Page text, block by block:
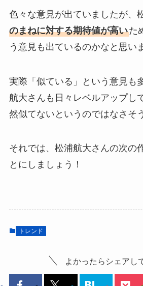
色々な意見が出ていましたが、
のまねに対する期待値が高いた
う意見も出ているのかなと思い
実際「似ている」という意見も
航大さんも日々レベルアップし
然似てないというのではなさそ
それでは、松浦航大さんの次の
とにしましょう！
トレンド
よかったらシェアし